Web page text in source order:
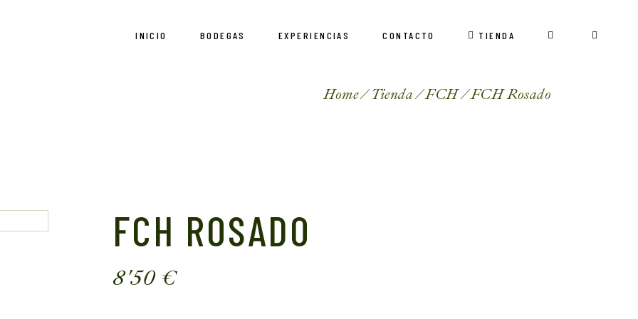
INICIO BODEGAS EXPERIENCIAS CONTACTO TIENDA
Home Tienda FCH FCH Rosado
FCH ROSADO
8'50 €